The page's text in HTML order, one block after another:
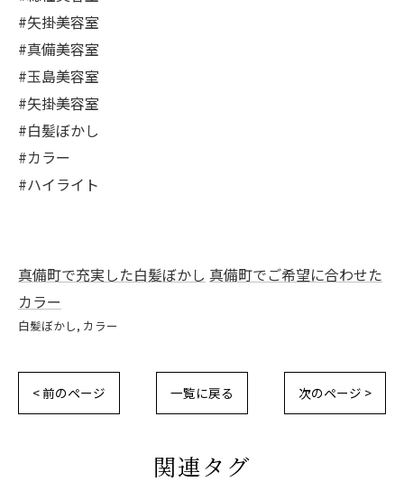
#矢掛美容室
#真備美容室
#玉島美容室
#矢掛美容室
#白髪ぼかし
#カラー
#ハイライト
真備町で充実した白髪ぼかし 真備町でご希望に合わせた
カラー
白髪ぼかし カラー
< 前のページ 一覧に戻る 次のページ >
関連タグ